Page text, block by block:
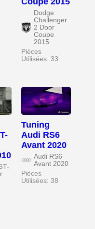
Dodge
Challenger
2 Door
Coupe
2015
Pièces
Utilisées: 33
Tuning
Audi RS6
Avant 2020
Audi RS6
Avant 2020
Pièces
Utilisées: 38